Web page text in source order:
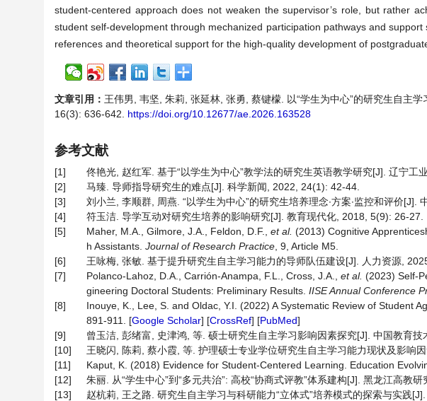
student-centered approach does not weaken the supervisor’s role, but rather
student self-development through mechanized participation pathways and
references and theoretical support for the high-quality development of
文章引用： 王伟男, 韦坚, 朱莉, 张延林, 张勇, 蔡键檬. 以“学生为中心”的研究生自主
16(3): 636-642. https://doi.org/10.12677/ae.2026.163528
参考文献
[1]
佟艳光, 赵红军. 基于“以学生为中心”教学法的研究生英语教学研究[J]. 辽宁工
[2]
马臻. 导师指导研究生的难点[J]. 科学新闻, 2022, 24(1): 42-44.
[3]
刘小兰, 李顺群, 周燕. “以学生为中心”的研究生培养理念∙方案∙监控和评价[J].
[4]
符玉洁. 导学互动对研究生培养的影响研究[J]. 教育现代化, 2018, 5(9): 26-27.
[5]
Maher, M.A., Gilmore, J.A., Feldon, D.F., et al. (2013) Cognitive
h Assistants. Journal of Research Practice , 9, Article M5.
[6]
王咏梅, 张敏. 基于提升研究生自主学习能力的导师队伍建设[J]. 人力资源,
[7]
Polanco-Lahoz, D.A., Carrión-Anampa, F.L., Cross, J.A., et al. (2023) Self-
gineering Doctoral Students: Preliminary Results. IISE Annual Conference
[8]
Inouye, K., Lee, S. and Oldac, Y.I. (2022) A Systematic Review of Student
891-911. [Google Scholar] [CrossRef] [PubMed]
[9]
曾玉洁, 彭绪富, 史津鸿, 等. 硕士研究生自主学习影响因素探究[J]. 中国教育技
[10]
王晓闪, 陈莉, 蔡小霞, 等. 护理硕士专业学位研究生自主学习能力现状及影响
[11]
Kaput, K. (2018) Evidence for Student-Centered Learning. Education
[12]
朱丽. 从“学生中心”到“多元共治”: 高校“协商式评教”体系建构[J]. 黑龙江高教
[13]
赵杭莉, 王之路. 研究生自主学习与科研能力“立体式”培养模式的探索与实践